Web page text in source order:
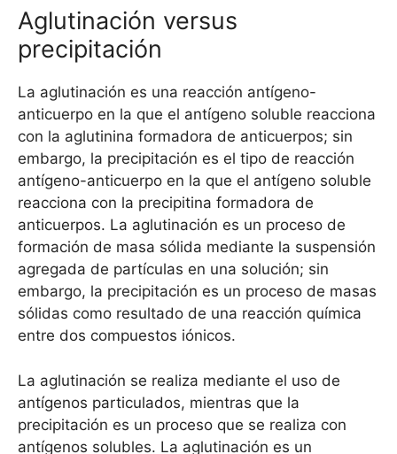
Aglutinación versus
precipitación
La aglutinación es una reacción antígeno-
anticuerpo en la que el antígeno soluble reacciona
con la aglutinina formadora de anticuerpos; sin
embargo, la precipitación es el tipo de reacción
antígeno-anticuerpo en la que el antígeno soluble
reacciona con la precipitina formadora de
anticuerpos. La aglutinación es un proceso de
formación de masa sólida mediante la suspensión
agregada de partículas en una solución; sin
embargo, la precipitación es un proceso de masas
sólidas como resultado de una reacción química
entre dos compuestos iónicos.
La aglutinación se realiza mediante el uso de
antígenos particulados, mientras que la
precipitación es un proceso que se realiza con
antígenos solubles. La aglutinación es un